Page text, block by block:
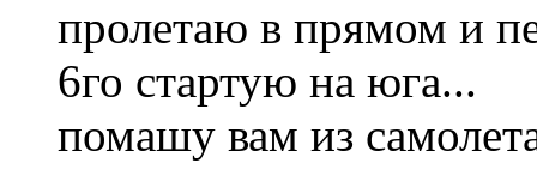
пролетаю в прямом и
6го стартую на юга...
помашу вам из